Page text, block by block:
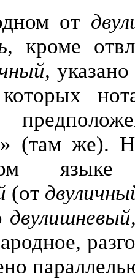
от
, кроме
,
(там же).
языке
(от
двулишневый